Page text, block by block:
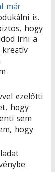
már
is.
hogy
írni a
kreatív
ezelőtti
hogy
sem
hogy